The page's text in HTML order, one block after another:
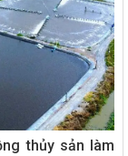
thủy sản làm